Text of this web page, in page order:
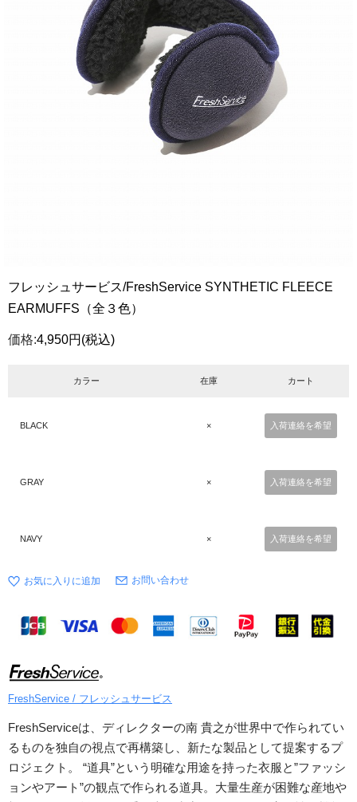
フレッシュサービス/FreshService SYNTHETIC FLEECE
EARMUFFS（全３色）
価格:4,950円 (税込)
カラー 在庫 カート
BLACK × 入荷連絡を希望
GRAY × 入荷連絡を希望
NAVY × 入荷連絡を希望
お問い合わせ
FreshService / フレッシュサービス
FreshServiceは、ディレクターの南 貴之が世界中で作られてい
るものを独自の視点で再構築し、新たな製品として提案するプ
ロジェクト。 “道具”という明確な用途を持った衣服と”ファッシ
ョンやアート”の観点で作られる道具。大量生産が困難な産地や